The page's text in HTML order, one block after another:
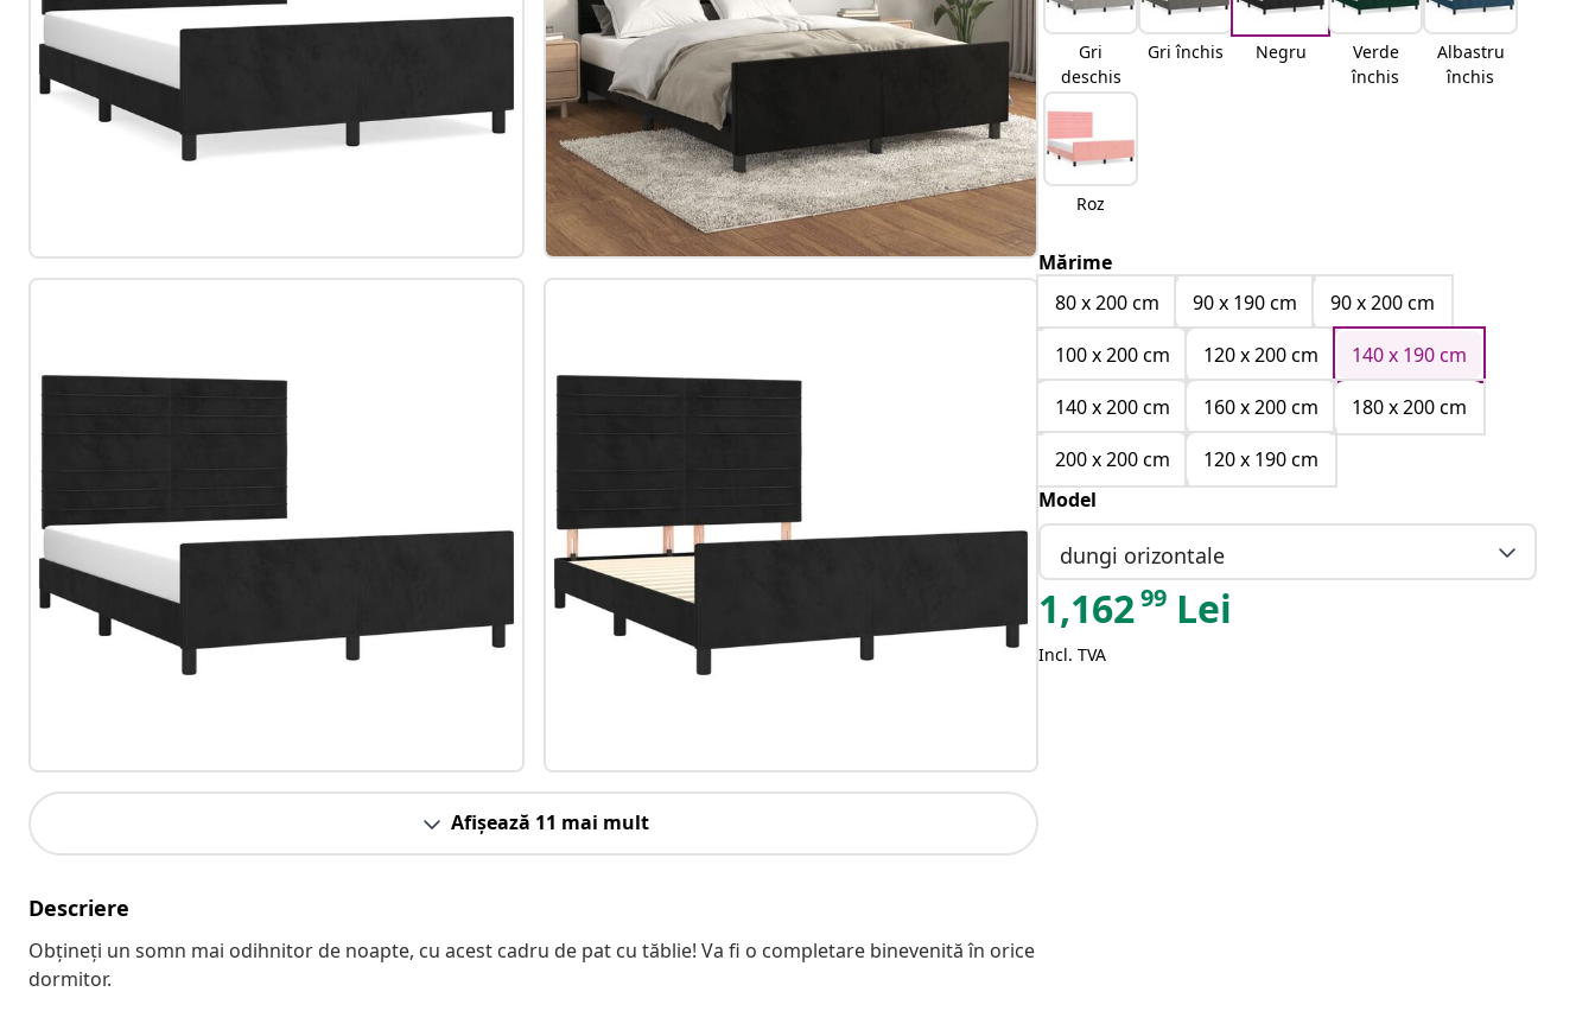
Afișează 11 mai mult
Descriere
Obțineți un somn mai odihnitor de noapte, cu acest cadru de pat cu tăblie! Va fi o completare binevenită în orice
dormitor.
Gri
deschis
Gri închis Negru
Verde
închis
Albastru
închis
Roz
Mărime
80 x 200 cm
90 x 190 cm
90 x 200 cm
100 x 200 cm
120 x 200 cm
140 x 190 cm
140 x 200 cm
160 x 200 cm
180 x 200 cm
200 x 200 cm
120 x 190 cm
Model
dungi orizontale
1,16299 Lei
Incl. TVA